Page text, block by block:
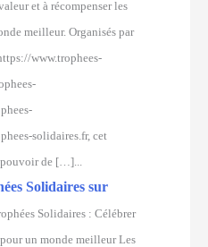
et à récompenser les
meilleur. Organisés par
www.trophees-
solidaires.fr, cet
de […]...
Solidaires sur
Solidaires : Célébrer
un monde meilleur Les